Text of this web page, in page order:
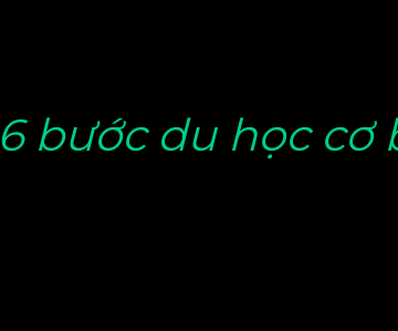
6 bước du học cơ